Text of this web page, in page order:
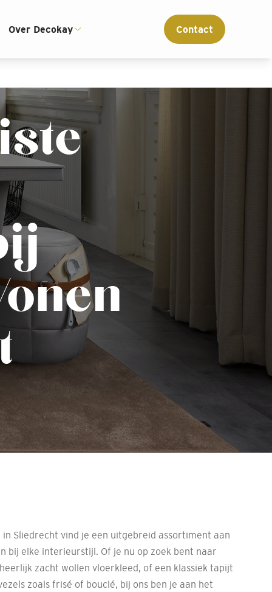
Interieur advies op maat
Over Decokay Contact
in Sliedrecht vind je een uitgebreid assortiment aan
bij elke interieurstijl. Of je nu op zoek bent naar
zacht wollen vloerkleed, of een klassiek tapijt
zoals frisé of bouclé, bij ons ben je aan het